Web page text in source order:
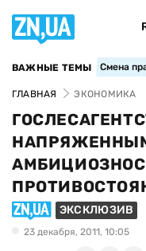
ВАЖНЫЕ ТЕМЫ Смена
ГЛАВНАЯ ЭКОНОМИКА
ЭКСКЛЮЗИВ
23 декабря, 2011, 10:05